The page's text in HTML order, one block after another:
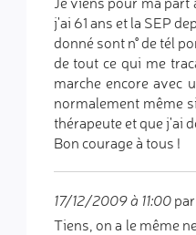
j'ai 61 ans et la SEP
donné sont n° de tél
de tout ce qui me
marche encore avec
normalement même
thérapeute et que j'ai
Bon courage à tous !
17/12/2009 à 11:00par
Tiens, on a le même